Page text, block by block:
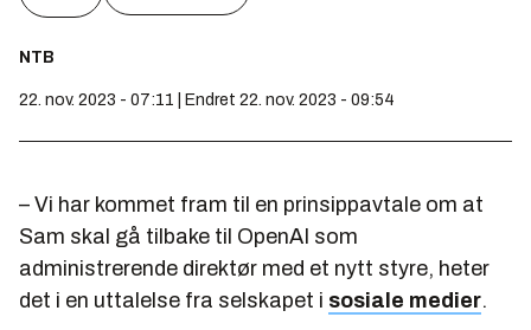
NTB
22. nov. 2023 - 07:11 | Endret 22. nov. 2023 - 09:54
– Vi har kommet fram til en prinsippavtale om at
Sam skal gå tilbake til OpenAI som
administrerende direktør med et nytt styre, heter
det i en uttalelse fra selskapet i sosiale medier.